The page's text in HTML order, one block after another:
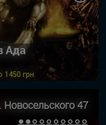
Ада
1450 грн.
Новосельского 47